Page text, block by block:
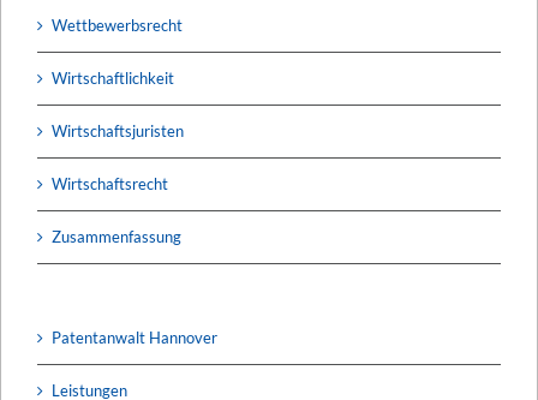
Wettbewerbsrecht
Wirtschaftlichkeit
Wirtschaftsjuristen
Wirtschaftsrecht
Zusammenfassung
Patentanwalt Hannover
Leistungen